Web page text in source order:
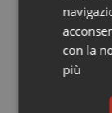
Tumori
Tumori
con la
più